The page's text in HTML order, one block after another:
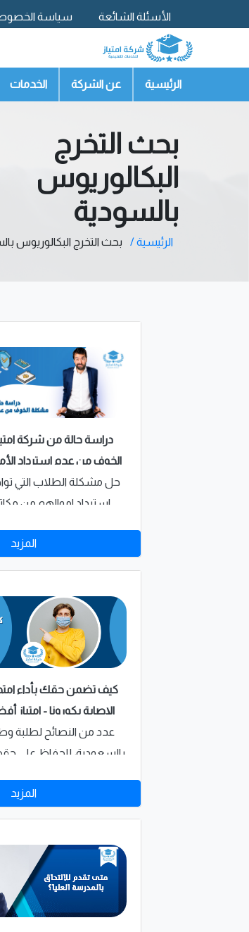
الأسئلة الشائعة سياسة
تواصل معنا
الرئيسية عن الشركة الخدمات
بحث التخرج
البكالوريوس
بالسودية
الرئيسية / بحث التخرج البكالوريوس
دراسة حالة من شركة
الخوف من عدم استرداد
الحصول على خدمة عمل
بالشكل
حل مشكلة الطلاب التي
استرداد اموالهم من
المطلوبة وهذه دراسة
المزيد
كيف تضمن حقك بأداء
الإصابة بكورونا - امتياز
ابحاث
عدد من النصائح لطلبة
بالسعودية، للحفاظ على
الدراسي الذي يتعذر
الموعد
المزيد